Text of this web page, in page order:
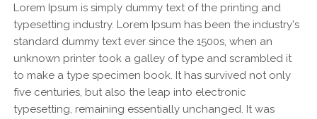
Lorem Ipsum is simply dummy text of the printing and
typesetting industry. Lorem Ipsum has been the industry's
standard dummy text ever since the 1500s, when an
unknown printer took a galley of type and scrambled it
to make a type specimen book. It has survived not only
five centuries, but also the leap into electronic
typesetting, remaining essentially unchanged. It was